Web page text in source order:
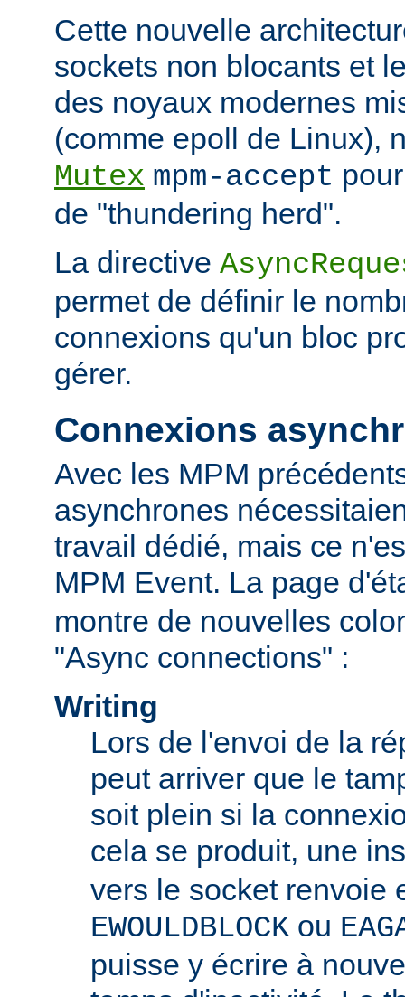
Cette nouvelle
sockets non blocants et
des noyaux modernes
(comme epoll de Linux),
Mutex mpm-accept
de "thundering herd".
La directive
permet de définir le
connexions qu'un bloc
gérer.
Connexions
Avec les MPM
asynchrones
travail dédié, mais ce
MPM Event. La page
montre de nouvelles
"Async connections" :
Writing
Lors de l'envoi de la
peut arriver que le
soit plein si la
cela se produit, une
vers le socket renvoie
EWOULDBLOCK ou
puisse y écrire à